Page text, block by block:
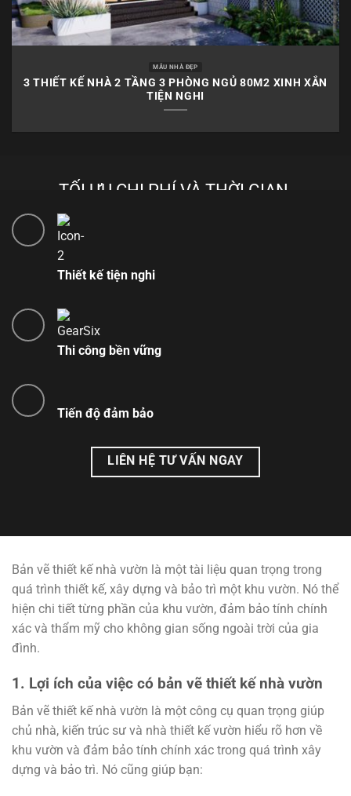
MẪU NHÀ ĐẸP
3 THIẾT KẾ NHÀ 2 TẦNG 3 PHÒNG NGỦ 80M2 XINH XẮN
TIỆN NGHI
TỐI ƯU CHI PHÍ VÀ THỜI GIAN
Giải pháp thiết kế và thi công nhà vườn đẹp trọn gói
Thiết kế tiện nghi
Thi công bền vững
Tiến độ đảm bảo
LIÊN HỆ TƯ VẤN NGAY
Bản vẽ thiết kế nhà vườn là một tài liệu quan trọng trong
quá trình thiết kế, xây dựng và bảo trì một khu vườn. Nó thể
hiện chi tiết từng phần của khu vườn, đảm bảo tính chính
xác và thẩm mỹ cho không gian sống ngoài trời của gia
đình.
1. Lợi ích của việc có bản vẽ thiết kế nhà vườn
Bản vẽ thiết kế nhà vườn là một công cụ quan trọng giúp
chủ nhà, kiến trúc sư và nhà thiết kế vườn hiểu rõ hơn về
khu vườn và đảm bảo tính chính xác trong quá trình xây
dựng và bảo trì. Nó cũng giúp bạn: